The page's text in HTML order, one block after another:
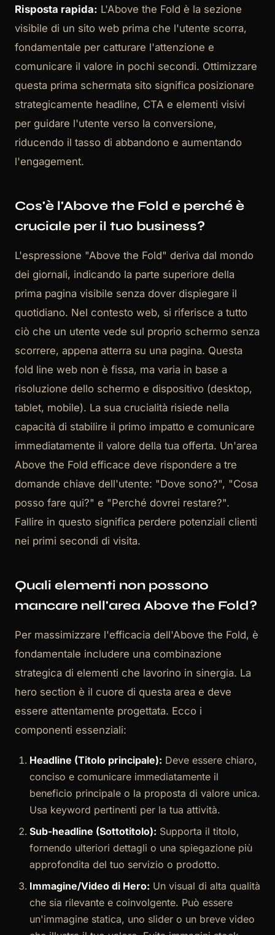
Risposta rapida: L'Above the Fold è la sezione
visibile di un sito web prima che l'utente scorra,
fondamentale per catturare l'attenzione e
comunicare il valore in pochi secondi. Ottimizzare
questa prima schermata sito significa posizionare
strategicamente headline, CTA e elementi visivi
per guidare l'utente verso la conversione,
riducendo il tasso di abbandono e aumentando
l'engagement.
Cos'è l'Above the Fold e perché è
cruciale per il tuo business?
L'espressione "Above the Fold" deriva dal mondo
dei giornali, indicando la parte superiore della
prima pagina visibile senza dover dispiegare il
quotidiano. Nel contesto web, si riferisce a tutto
ciò che un utente vede sul proprio schermo senza
scorrere, appena atterra su una pagina. Questa
fold line web non è fissa, ma varia in base a
risoluzione dello schermo e dispositivo (desktop,
tablet, mobile). La sua crucialità risiede nella
capacità di stabilire il primo impatto e comunicare
immediatamente il valore della tua offerta. Un'area
Above the Fold efficace deve rispondere a tre
domande chiave dell'utente: "Dove sono?", "Cosa
posso fare qui?" e "Perché dovrei restare?".
Fallire in questo significa perdere potenziali clienti
nei primi secondi di visita.
Quali elementi non possono
mancare nell'area Above the Fold?
Per massimizzare l'efficacia dell'Above the Fold, è
fondamentale includere una combinazione
strategica di elementi che lavorino in sinergia. La
hero section è il cuore di questa area e deve
essere attentamente progettata. Ecco i
componenti essenziali:
Headline (Titolo principale): Deve essere chiaro,
conciso e comunicare immediatamente il
beneficio principale o la proposta di valore unica.
Usa keyword pertinenti per la tua attività.
Sub-headline (Sottotitolo): Supporta il titolo,
fornendo ulteriori dettagli o una spiegazione più
approfondita del tuo servizio o prodotto.
Immagine/Video di Hero: Un visual di alta qualità
che sia rilevante e coinvolgente. Può essere
un'immagine statica, uno slider o un breve video